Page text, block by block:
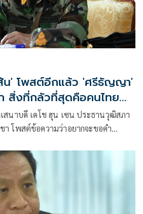
น' โพสต์อีกแล้ว 'ศรีธัญญา'
สิ่งที่กลัวที่สุดคือคนไทย
สนาบดี เดโช ฮุน เซน ประธานวุฒิสภา
โพสต์ข้อความว่าอยากจะขอคำ